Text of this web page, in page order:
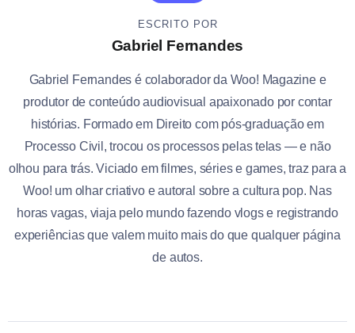
ESCRITO POR
Gabriel Fernandes
Gabriel Fernandes é colaborador da Woo! Magazine e
produtor de conteúdo audiovisual apaixonado por contar
histórias. Formado em Direito com pós-graduação em
Processo Civil, trocou os processos pelas telas — e não
olhou para trás. Viciado em filmes, séries e games, traz para a
Woo! um olhar criativo e autoral sobre a cultura pop. Nas
horas vagas, viaja pelo mundo fazendo vlogs e registrando
experiências que valem muito mais do que qualquer página
de autos.